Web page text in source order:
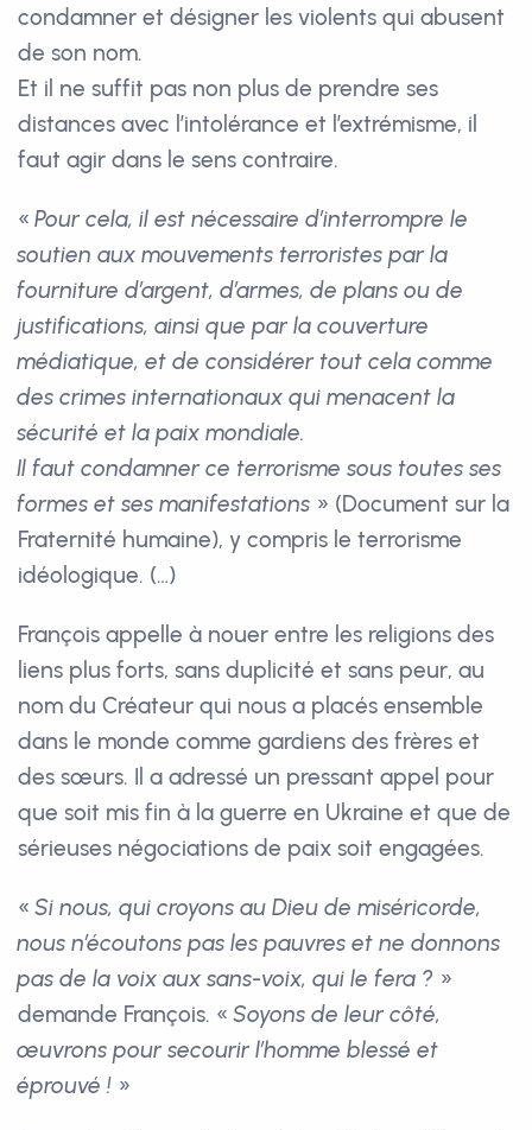
condamner et désigner les violents qui abusent
de son nom.
Et il ne suffit pas non plus de prendre ses
distances avec l’intolérance et l’extrémisme, il
faut agir dans le sens contraire.
«Pour cela, il est nécessaire d’interrompre le
soutien aux mouvements terroristes par la
fourniture d’argent, d’armes, de plans ou de
justifications, ainsi que par la couverture
médiatique, et de considérer tout cela comme
des crimes internationaux qui menacent la
sécurité et la paix mondiale.
Il faut condamner ce terrorisme sous toutes ses
formes et ses manifestations » (Document sur la
Fraternité humaine), y compris le terrorisme
idéologique. (…)
François appelle à nouer entre les religions des
liens plus forts, sans duplicité et sans peur, au
nom du Créateur qui nous a placés ensemble
dans le monde comme gardiens des frères et
des sœurs. Il a adressé un pressant appel pour
que soit mis fin à la guerre en Ukraine et que de
sérieuses négociations de paix soit engagées.
«Si nous, qui croyons au Dieu de miséricorde,
nous n’écoutons pas les pauvres et ne donnons
pas de la voix aux sans-voix, qui le fera ? »
demande François. «Soyons de leur côté,
œuvrons pour secourir l’homme blessé et
éprouvé ! »